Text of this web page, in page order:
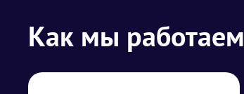
Как мы работаем